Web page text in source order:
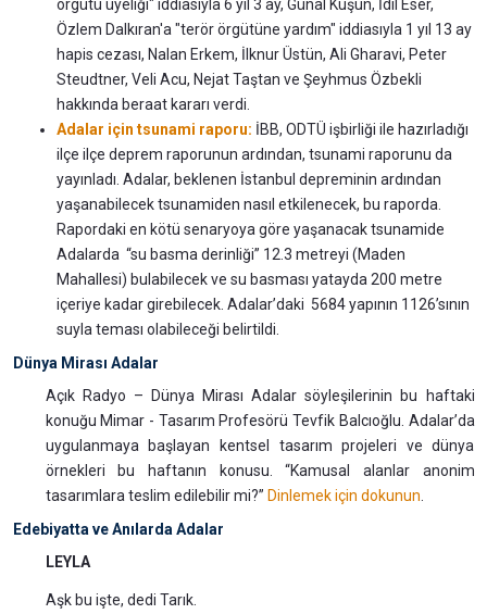
örgütü üyeliği" iddiasıyla 6 yıl 3 ay, Günal Kuşun, İdil Eser,
Özlem Dalkıran'a "terör örgütüne yardım" iddiasıyla 1 yıl 13 ay
hapis cezası, Nalan Erkem, İlknur Üstün, Ali Gharavi, Peter
Steudtner, Veli Acu, Nejat Taştan ve Şeyhmus Özbekli
hakkında beraat kararı verdi.
Adalar için tsunami raporu: İBB, ODTÜ işbirliği ile hazırladığı
ilçe ilçe deprem raporunun ardından, tsunami raporunu da
yayınladı. Adalar, beklenen İstanbul depreminin ardından
yaşanabilecek tsunamiden nasıl etkilenecek, bu raporda.
Rapordaki en kötü senaryoya göre yaşanacak tsunamide
Adalarda “su basma derinliği” 12.3 metreyi (Maden
Mahallesi) bulabilecek ve su basması yatayda 200 metre
içeriye kadar girebilecek. Adalar’daki 5684 yapının 1126’sının
suyla teması olabileceği belirtildi.
Dünya Mirası Adalar
Açık Radyo – Dünya Mirası Adalar söyleşilerinin bu haftaki
konuğu Mimar - Tasarım Profesörü Tevfik Balcıoğlu. Adalar’da
uygulanmaya başlayan kentsel tasarım projeleri ve dünya
örnekleri bu haftanın konusu. “Kamusal alanlar anonim
tasarımlara teslim edilebilir mi?” Dinlemek için dokunun.
Edebiyatta ve Anılarda Adalar
LEYLA
Aşk bu işte, dedi Tarık.